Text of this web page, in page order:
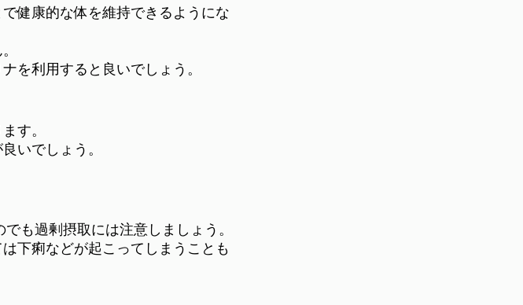
健康的な体を維持できるようにな
を利用すると良いでしょう。
す。
いでしょう。
も過剰摂取には注意しましょう。
下痢などが起こってしまうことも